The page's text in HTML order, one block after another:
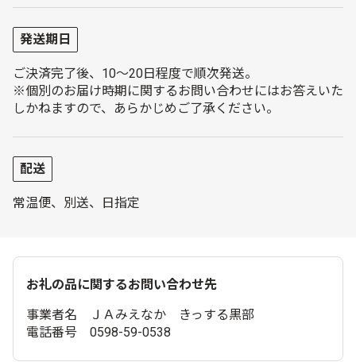
発送期日
ご決済完了後、10～20日程度で順次発送。
※個別のお届け時期に関するお問い合わせにはお答えいた
しかねますので、あらかじめご了承ください。
配送
常温便、別送、日指定
お礼の品に関するお問い合わせ先
事業者名 ＪＡみえなか きっする黒部
電話番号 0598-59-0538